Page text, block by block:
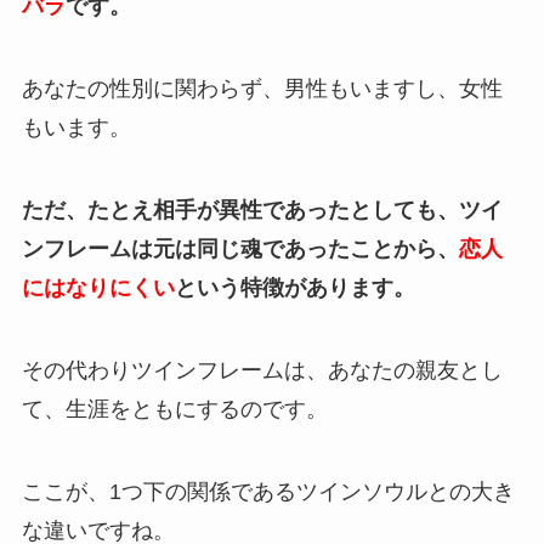
バラです。
あなたの性別に関わらず、男性もいますし、女性
もいます。
ただ、たとえ相手が異性であったとしても、ツイ
ンフレームは元は同じ魂であったことから、 恋人
にはなりにくいという特徴があります。
その代わりツインフレームは、あなたの親友とし
て、生涯をともにするのです。
ここが、1つ下の関係であるツインソウルとの大き
な違いですね。